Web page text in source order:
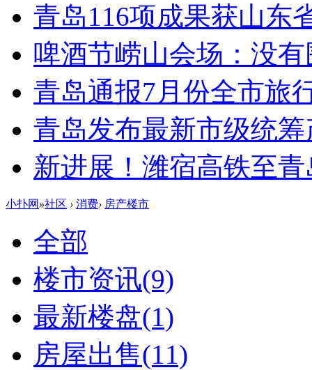
青岛116项成果获山东
啤酒节崂山会场：没有
青岛通报7月份全市旅
青岛发布最新市级统
新进展！潍宿高铁至
小扑网 »社区 › 消费› 房产楼市
全部
楼市资讯(9)
最新楼盘(1)
房屋出售(11)